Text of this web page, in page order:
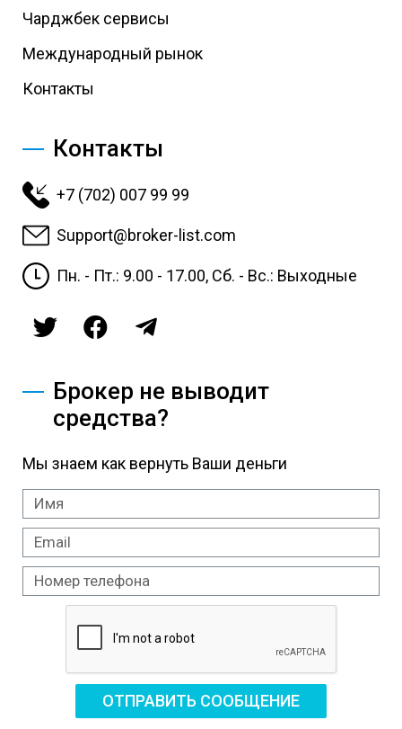
Чарджбек сервисы
Международный рынок
Контакты
Контакты
+7 (702) 007 99 99
Support@broker-list.com
Пн. - Пт.: 9.00 - 17.00, Сб. - Вс.: Выходные
Брокер не выводит
средства?
Мы знаем как вернуть Ваши деньги
ОТПРАВИТЬ СООБЩЕНИЕ